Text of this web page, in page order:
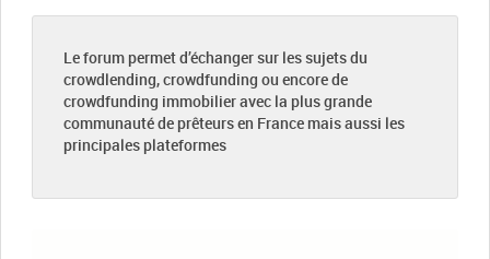
Le forum permet d’échanger sur les sujets du
crowdlending, crowdfunding ou encore de
crowdfunding immobilier avec la plus grande
communauté de prêteurs en France mais aussi les
principales plateformes